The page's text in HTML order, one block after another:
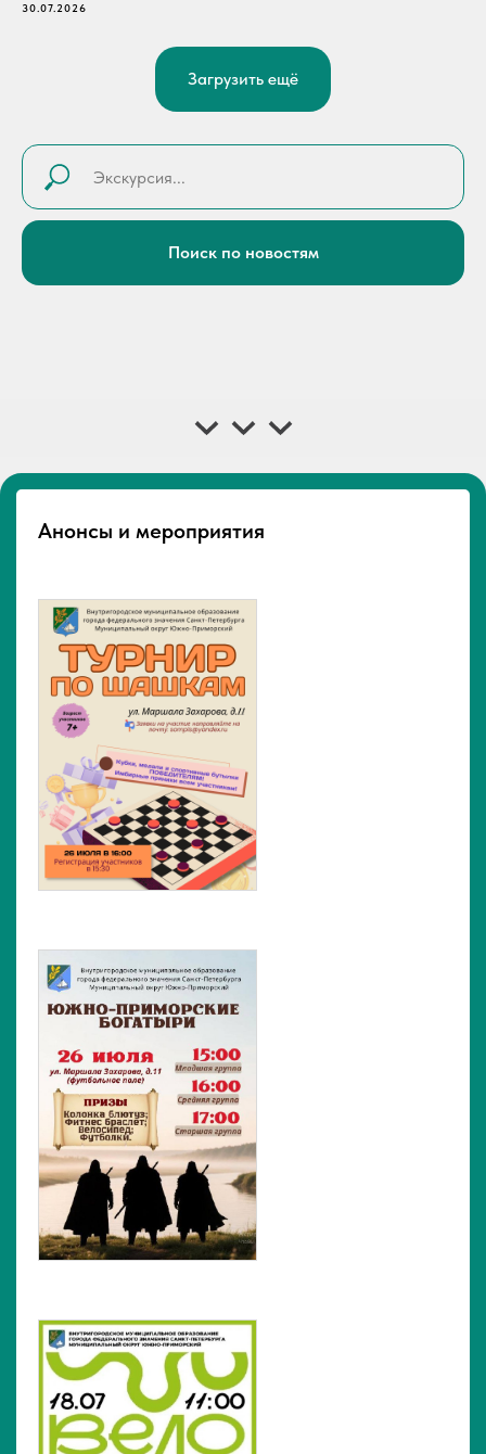
30.07.2026
Загрузить ещё
Поиск по новостям
Анонсы и мероприятия
«Сила нашего округа — в единстве и
заботе о каждом. Вместе мы
создаём лучшее будущее для наших
жителей!»
Филиппова
Елена Алексеевна
Глава муниципального образования, исполняющего
полномочия председателя муниципального Совета
МО Южно-Приморский